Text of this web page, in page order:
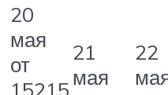
20
мая
от
15215
21
мая
22